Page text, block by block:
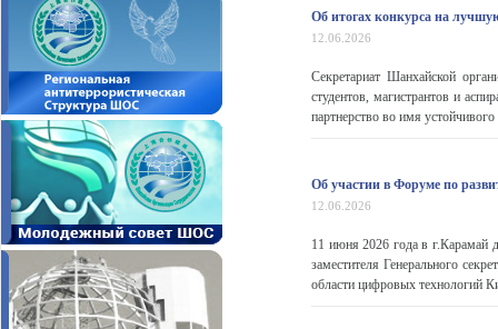
Об итогах конкурса на
12.06.2026
Секретариат Шанхайской
студентов, магистрантов и
партнерство во имя
Об участии в Форуме по
12.06.2026
11 июня 2026 года в г.Карамай
заместителя Генерального
области цифровых технологий